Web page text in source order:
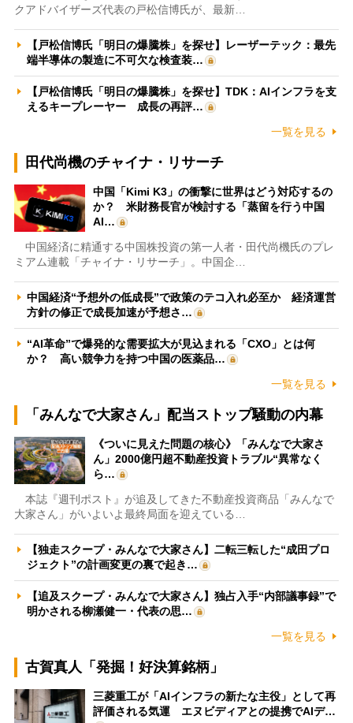
クアドバイザーズ代表の戸松信博氏が、最新…
【戸松信博氏「明日の爆騰株」を探せ】レーザーテック：最先
端半導体の製造に不可欠な検査装…
【戸松信博氏「明日の爆騰株」を探せ】TDK：AIインフラを支
えるキープレーヤー 成長の再評…
一覧を見る
田代尚機のチャイナ・リサーチ
中国「Kimi K3」の衝撃に世界はどう対応するの
か？ 米財務長官が検討する「蒸留を行う中国
AI…
中国経済に精通する中国株投資の第一人者・田代尚機氏のプレ
ミアム連載「チャイナ・リサーチ」。中国企…
中国経済“予想外の低成長”で政策のテコ入れ必至か 経済運営
方針の修正で成長加速が予想さ…
“AI革命”で爆発的な需要拡大が見込まれる「CXO」とは何
か？ 高い競争力を持つ中国の医薬品…
一覧を見る
「みんなで大家さん」配当ストップ騒動の内幕
《ついに見えた問題の核心》「みんなで大家さ
ん」2000億円超不動産投資トラブル“異常なく
ら…
本誌『週刊ポスト』が追及してきた不動産投資商品「みんなで
大家さん」がいよいよ最終局面を迎えている…
【独走スクープ・みんなで大家さん】二転三転した“成田プロ
ジェクト”の計画変更の裏で起き…
【追及スクープ・みんなで大家さん】独占入手“内部議事録”で
明かされる柳瀬健一・代表の思…
一覧を見る
古賀真人「発掘！好決算銘柄」
三菱重工が「AIインフラの新たな主役」として再
評価される気運 エヌビディアとの提携でAIデ…